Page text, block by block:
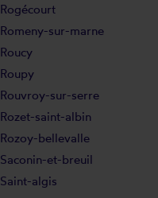
Rogécourt
Romeny-sur-marne
Roucy
Roupy
Rouvroy-sur-serre
Rozet-saint-albin
Rozoy-bellevalle
Saconin-et-breuil
Saint-algis